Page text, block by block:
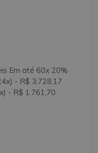
Em até 60x 20%
- R$ 3.728,17
- R$ 1.761,70